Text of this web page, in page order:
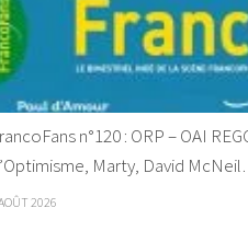
n°120 : ORP – OAI
Marty, David
2026